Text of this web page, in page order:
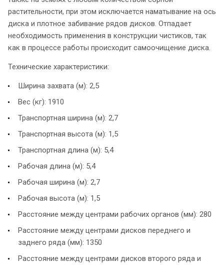
растительности, при этом исключается наматывание на ось
диска и плотное забивание рядов дисков. Отпадает
необходимость применения в конструкции чистиков, так
как в процессе работы происходит самоочищение диска.
Технические характеристики:
Ширина захвата (м): 2,5
Вес (кг): 1910
Транспортная ширина (м): 2,7
Транспортная высота (м): 1,5
Транспортная длина (м): 5,4
Рабочая длина (м): 5,4
Рабочая ширина (м): 2,7
Рабочая высота (м): 1,5
Расстояние между центрами рабочих органов (мм): 280
Расстояние между центрами дисков переднего и
заднего ряда (мм): 1350
Расстояние между центрами дисков второго ряда и